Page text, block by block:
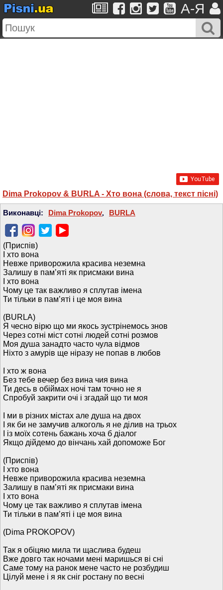
A-Я
Dima Prokopov & BURLA - Хто вона (слова, текст пісні)
Виконавці: Dima Prokopov, BURLA
(Приспів)
І хто вона
Невже приворожила красива неземна
Залишу в памʼяті як присмаки вина
І хто вона
Чому це так важливо я сплутав імена
Ти тільки в памʼяті і це моя вина
(BURLA)
Я чесно вірю що ми якось зустрінемось знов
Через сотні міст сотні людей сотні розмов
Моя душа занадто часто чула відмов
Ніхто з амурів ще ніразу не попав в любов
І хто ж вона
Без тебе вечер без вина чия вина
Ти десь в обіймах ночі там точно не я
Спробуй закрити очі і згадай що ти моя
І ми в різних містах але душа на двох
І як би не замучив алкоголь я не ділив на трьох
І із моїх сотень бажань хоча б діалог
Якщо дійдемо до вінчань хай допоможе Бог
(Приспів)
І хто вона
Невже приворожила красива неземна
Залишу в памʼяті як присмаки вина
І хто вона
Чому це так важливо я сплутав імена
Ти тільки в памʼяті і це моя вина
(Dima PROKOPOV)
Так я обіцяю мила ти щаслива будеш
Вже довго так ночами мені маришься ві сні
Саме тому на ранок мене часто не розбудиш
Цілуй мене і я як сніг ростану по весні